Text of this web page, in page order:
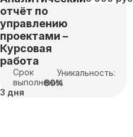
отчёт по
управлению
проектами –
Курсовая
работа
Срок
выполнения
3 дня
Уникальность:
80%